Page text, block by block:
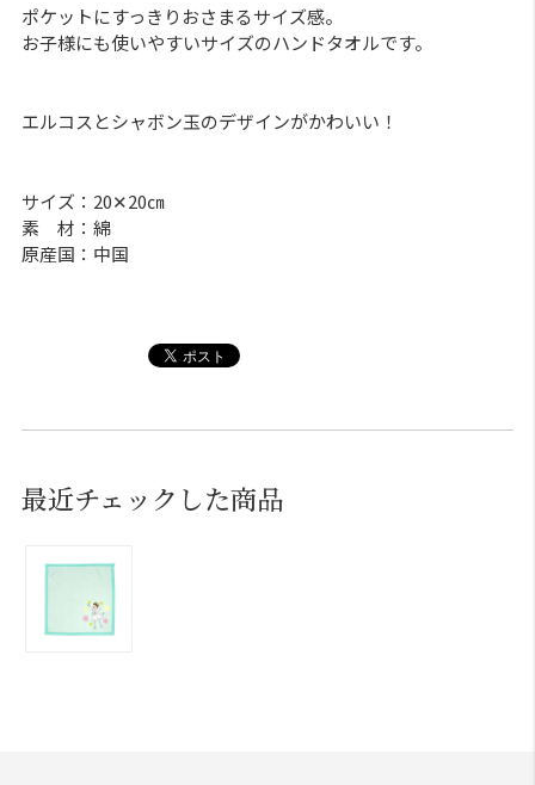
ポケットにすっきりおさまるサイズ感。
お子様にも使いやすいサイズのハンドタオルです。
エルコスとシャボン玉のデザインがかわいい！
サイズ：20✕20㎝
素 材：綿
原産国：中国
最近チェックした商品